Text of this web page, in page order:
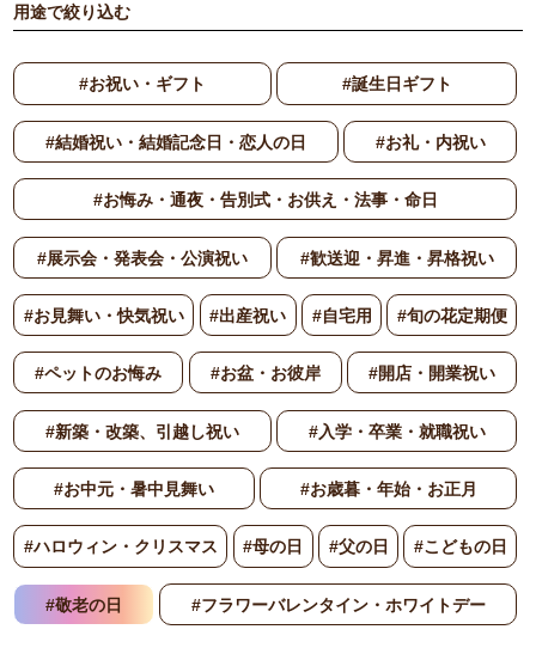
用途で絞り込む
#お祝い・ギフト #誕生日ギフト
#結婚祝い・結婚記念日・恋人の日 #お礼・内祝い
#お悔み・通夜・告別式・お供え・法事・命日
#展示会・発表会・公演祝い #歓送迎・昇進・昇格祝い
#お見舞い・快気祝い #出産祝い #自宅用 #旬の花定期便
#ペットのお悔み #お盆・お彼岸 #開店・開業祝い
#新築・改築、引越し祝い #入学・卒業・就職祝い
#お中元・暑中見舞い #お歳暮・年始・お正月
#ハロウィン・クリスマス #母の日 #父の日 #こどもの日
#敬老の日 #フラワーバレンタイン・ホワイトデー